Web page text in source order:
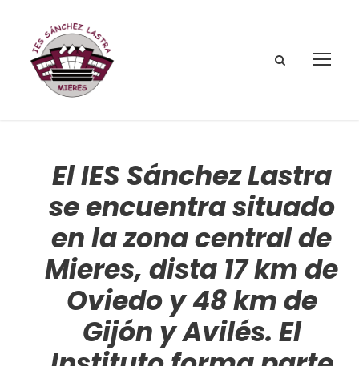
El IES Sánchez Lastra
se encuentra situado
en la zona central de
Mieres, dista 17 km de
Oviedo y 48 km de
Gijón y Avilés. El